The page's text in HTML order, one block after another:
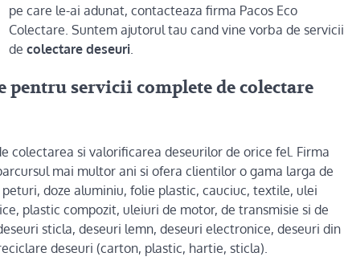
pe care le-ai adunat, contacteaza firma Pacos Eco
Colectare. Suntem ajutorul tau cand vine vorba de servicii
de colectare deseuri.
pentru servicii complete de colectare
colectarea si valorificarea deseurilor de orice fel. Firma
mai multor ani si ofera clientilor o gama larga de
doze aluminiu, folie plastic, cauciuc, textile, ulei
plastic compozit, uleiuri de motor, de transmisie si de
sticla, deseuri lemn, deseuri electronice, deseuri din
deseuri (carton, plastic, hartie, sticla).